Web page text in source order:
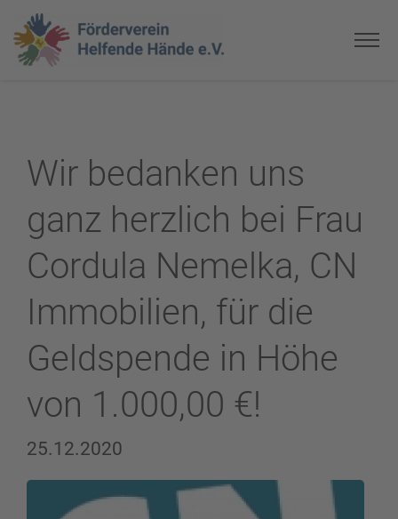
Wir bedanken uns
ganz herzlich bei Frau
Cordula Nemelka, CN
Immobilien, für die
Geldspende in Höhe
von 1.000,00 €!
25.12.2020